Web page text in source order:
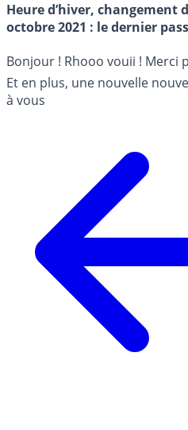
Heure d’hiver, changement
octobre 2021 : le dernier
Bonjour ! Rhooo vouii !
Et en plus, une nouvelle
à vous